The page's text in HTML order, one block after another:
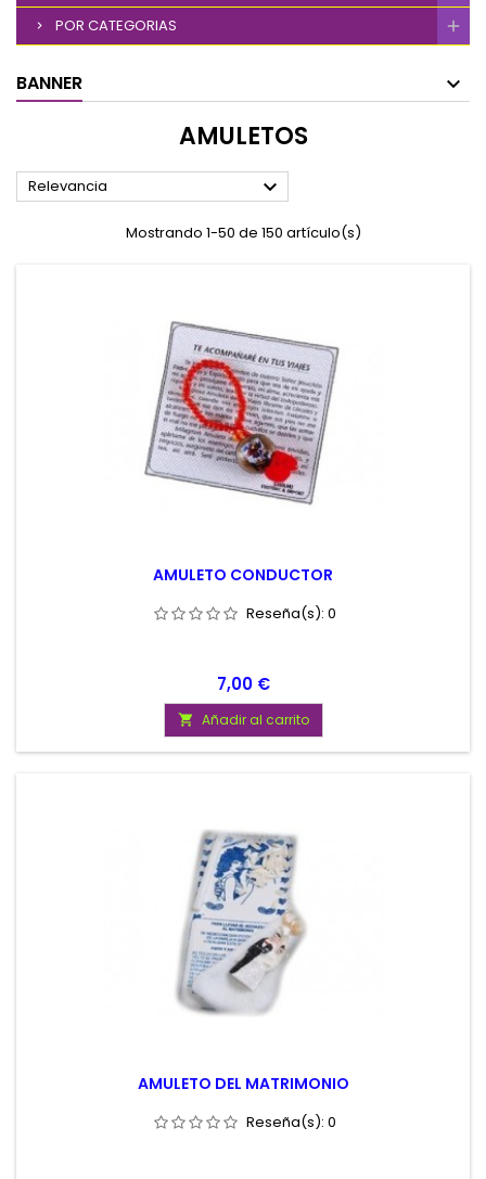
POR CATEGORIAS
BANNER
AMULETOS
Relevancia 
Mostrando 1-50 de 150 artículo(s)
AMULETO CONDUCTOR
Reseña(s): 0
Precio
7,00 €
 Añadir al carrito
AMULETO DEL MATRIMONIO
Reseña(s): 0